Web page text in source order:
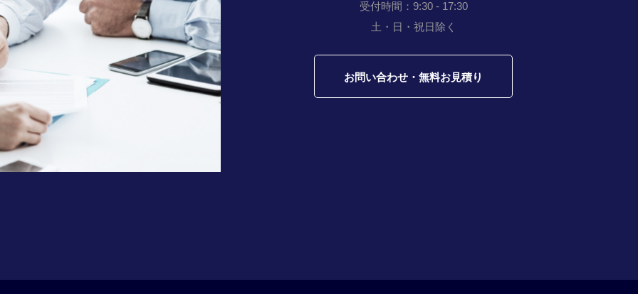
受付時間：9:30 - 17:30
土・日・祝日除く
お問い合わせ・無料お見積り